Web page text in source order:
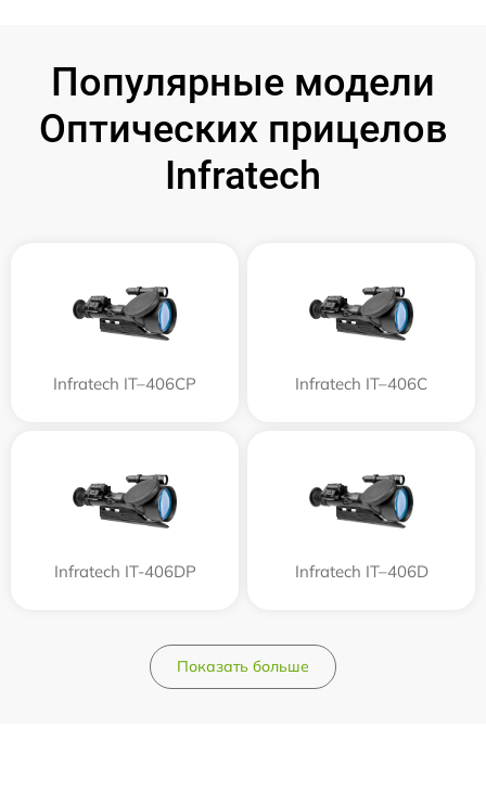
Популярные модели
Оптических прицелов
Infratech
Infratech IT–406СP Infratech IT–406С
Infratech IT-406DP Infratech IT–406D
Показать больше